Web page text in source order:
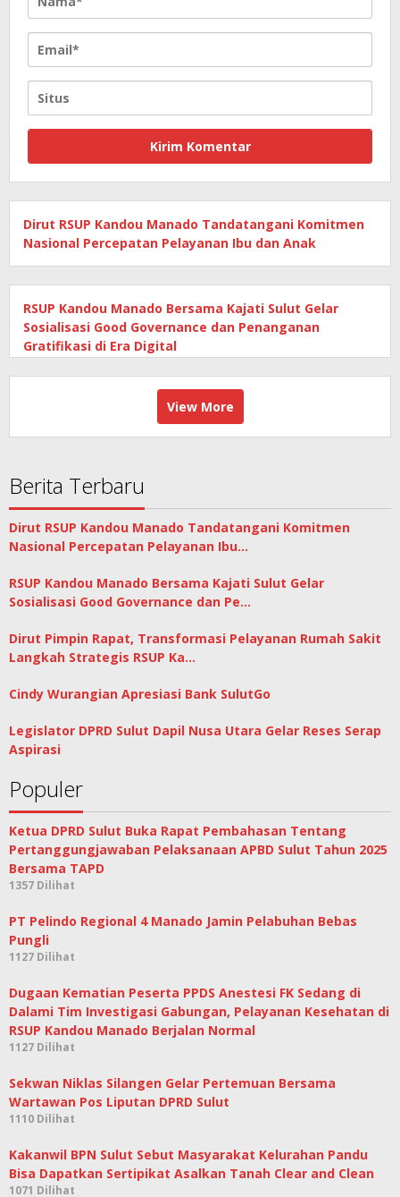
Dirut RSUP Kandou Manado Tandatangani Komitmen
Nasional Percepatan Pelayanan Ibu dan Anak
RSUP Kandou Manado Bersama Kajati Sulut Gelar
Sosialisasi Good Governance dan Penanganan
Gratifikasi di Era Digital
View More
Berita Terbaru
Dirut RSUP Kandou Manado Tandatangani Komitmen
Nasional Percepatan Pelayanan Ibu…
RSUP Kandou Manado Bersama Kajati Sulut Gelar
Sosialisasi Good Governance dan Pe…
Dirut Pimpin Rapat, Transformasi Pelayanan Rumah Sakit
Langkah Strategis RSUP Ka…
Cindy Wurangian Apresiasi Bank SulutGo
Legislator DPRD Sulut Dapil Nusa Utara Gelar Reses Serap
Aspirasi
Populer
Ketua DPRD Sulut Buka Rapat Pembahasan Tentang
Pertanggungjawaban Pelaksanaan APBD Sulut Tahun 2025
Bersama TAPD
1357 Dilihat
PT Pelindo Regional 4 Manado Jamin Pelabuhan Bebas
Pungli
1127 Dilihat
Dugaan Kematian Peserta PPDS Anestesi FK Sedang di
Dalami Tim Investigasi Gabungan, Pelayanan Kesehatan di
RSUP Kandou Manado Berjalan Normal
1127 Dilihat
Sekwan Niklas Silangen Gelar Pertemuan Bersama
Wartawan Pos Liputan DPRD Sulut
1110 Dilihat
Kakanwil BPN Sulut Sebut Masyarakat Kelurahan Pandu
Bisa Dapatkan Sertipikat Asalkan Tanah Clear and Clean
1071 Dilihat